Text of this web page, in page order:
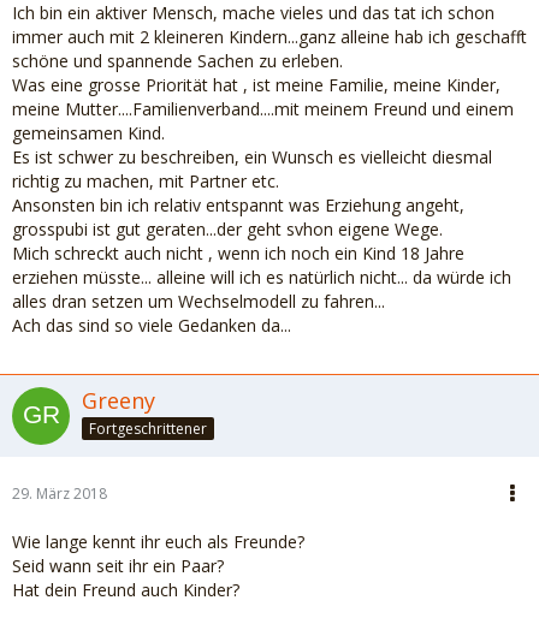
Ich bin ein aktiver Mensch, mache vieles und das tat ich schon
immer auch mit 2 kleineren Kindern...ganz alleine hab ich geschafft
schöne und spannende Sachen zu erleben.
Was eine grosse Priorität hat , ist meine Familie, meine Kinder,
meine Mutter....Familienverband....mit meinem Freund und einem
gemeinsamen Kind.
Es ist schwer zu beschreiben, ein Wunsch es vielleicht diesmal
richtig zu machen, mit Partner etc.
Ansonsten bin ich relativ entspannt was Erziehung angeht,
grosspubi ist gut geraten...der geht svhon eigene Wege.
Mich schreckt auch nicht , wenn ich noch ein Kind 18 Jahre
erziehen müsste... alleine will ich es natürlich nicht... da würde ich
alles dran setzen um Wechselmodell zu fahren...
Ach das sind so viele Gedanken da...
Greeny
Fortgeschrittener
29. März 2018
Wie lange kennt ihr euch als Freunde?
Seid wann seit ihr ein Paar?
Hat dein Freund auch Kinder?